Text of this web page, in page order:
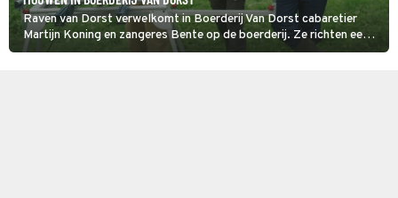
Raven van Dorst verwelkomt in Boerderij Van Dorst cabaretier
Martijn Koning en zangeres Bente op de boerderij. Ze richten een
kamer in en maken een droogkast. Bij het plukken van de walnoten